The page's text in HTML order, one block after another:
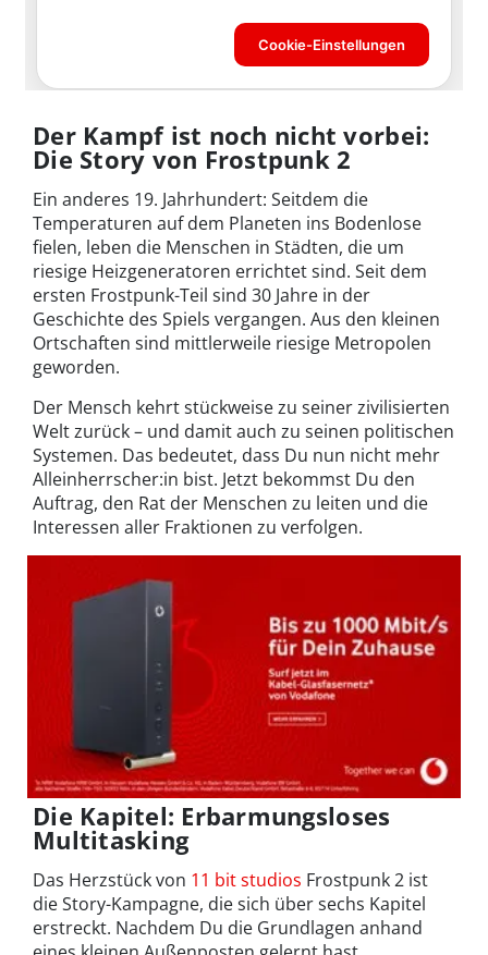
Der Kampf ist noch nicht vorbei:
Die Story von Frostpunk 2
Ein anderes 19. Jahrhundert: Seitdem die
Temperaturen auf dem Planeten ins Bodenlose
fielen, leben die Menschen in Städten, die um
riesige Heizgeneratoren errichtet sind. Seit dem
ersten Frostpunk-Teil sind 30 Jahre in der
Geschichte des Spiels vergangen. Aus den kleinen
Ortschaften sind mittlerweile riesige Metropolen
geworden.
Der Mensch kehrt stückweise zu seiner zivilisierten
Welt zurück – und damit auch zu seinen politischen
Systemen. Das bedeutet, dass Du nun nicht mehr
Alleinherrscher:in bist. Jetzt bekommst Du den
Auftrag, den Rat der Menschen zu leiten und die
Interessen aller Fraktionen zu verfolgen.
Die Kapitel: Erbarmungsloses
Multitasking
Das Herzstück von 11 bit studios Frostpunk 2 ist
die Story-Kampagne, die sich über sechs Kapitel
erstreckt. Nachdem Du die Grundlagen anhand